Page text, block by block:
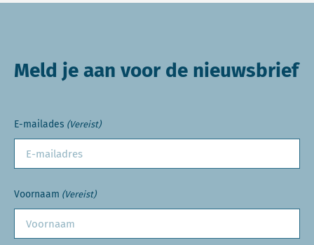
Meld je aan voor de nieuwsbrief
E-mailades (Vereist)
Voornaam (Vereist)